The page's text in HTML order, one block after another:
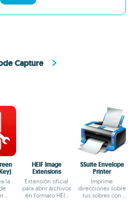
Capture
la
HEIF Image
Extensions
Extensión oficial
para abrir archivos
en formato HEIF
SSuite Envelope
Printer
Imprime
direcciones sobre
tus sobres con